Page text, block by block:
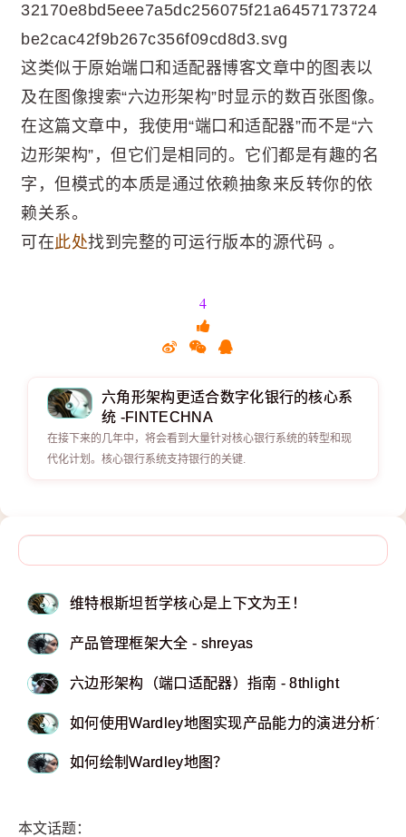
32170e8bd5eee7a5dc256075f21a6457173724
be2cac42f9b267c356f09cd8d3.svg
这类似于原始端口和适配器博客文章中的图表以
及在图像搜索“六边形架构”时显示的数百张图像。
在这篇文章中，我使用“端口和适配器”而不是“六
边形架构”，但它们是相同的。它们都是有趣的名
字，但模式的本质是通过依赖抽象来反转你的依
赖关系。
可在此处找到完整的可运行版本的源代码 。
4
六角形架构更适合数字化银行的核心系
统 -FINTECHNA
在接下来的几年中，将会看到大量针对核心银行系统的转型和现
代化计划。核心银行系统支持银行的关键.
维特根斯坦哲学核心是上下文为王！
产品管理框架大全 - shreyas
六边形架构（端口适配器）指南 - 8thlight
如何使用Wardley地图实现产品能力的演进分析？
如何绘制Wardley地图？
本文话题：